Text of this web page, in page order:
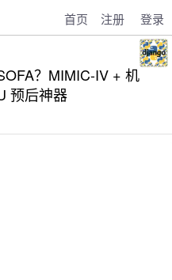
首页 注册 登录
？MIMIC-IV + 机
预后神器